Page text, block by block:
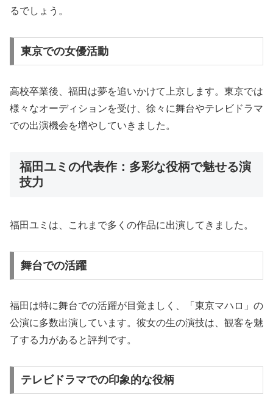
るでしょう。
東京での女優活動
高校卒業後、福田は夢を追いかけて上京します。東京では
様々なオーディションを受け、徐々に舞台やテレビドラマ
での出演機会を増やしていきました。
福田ユミの代表作：多彩な役柄で魅せる演
技力
福田ユミは、これまで多くの作品に出演してきました。
舞台での活躍
福田は特に舞台での活躍が目覚ましく、「東京マハロ」の
公演に多数出演しています。彼女の生の演技は、観客を魅
了する力があると評判です。
テレビドラマでの印象的な役柄